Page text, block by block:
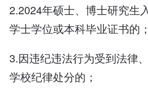
2.2024年硕士、博士研究生
学士学位或本科毕业证书的；
3.因违纪违法行为受到法律
学校纪律处分的；